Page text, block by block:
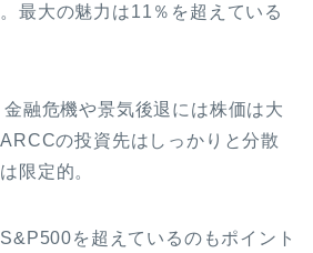
最大の魅力は11％を超えている
融危機や景気後退には株価は大
の投資先はしっかりと分散
限定的。
を超えているのもポイント